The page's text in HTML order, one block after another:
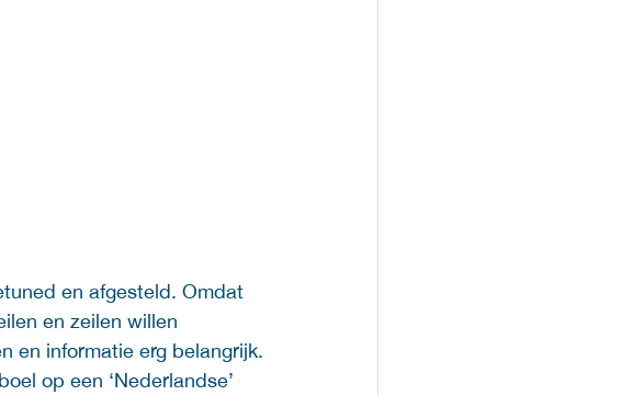
en afgesteld. Omdat
en zeilen willen
en informatie erg belangrijk.
op een ‘Nederlandse’